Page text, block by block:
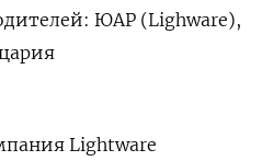
ЮАР (Lighware),
Lightware